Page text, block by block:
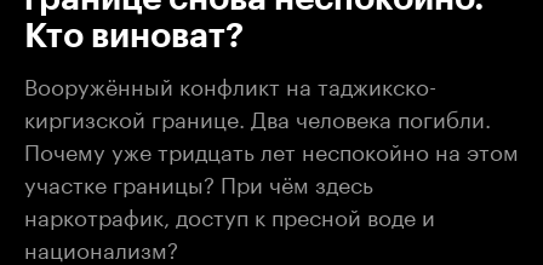
Кто виноват?
Вооружённый конфликт на таджикско-
киргизской границе. Два человека погибли.
Почему уже тридцать лет неспокойно на этом
участке границы? При чём здесь
наркотрафик, доступ к пресной воде и
национализм?